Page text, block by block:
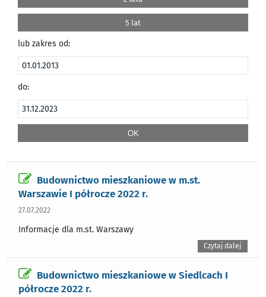
5 lat
lub zakres od:
do:
Budownictwo mieszkaniowe w m.st.
Warszawie I półrocze 2022 r.
27.07.2022
Informacje dla m.st. Warszawy
Czytaj dalej
Budownictwo mieszkaniowe w Siedlcach I
półrocze 2022 r.